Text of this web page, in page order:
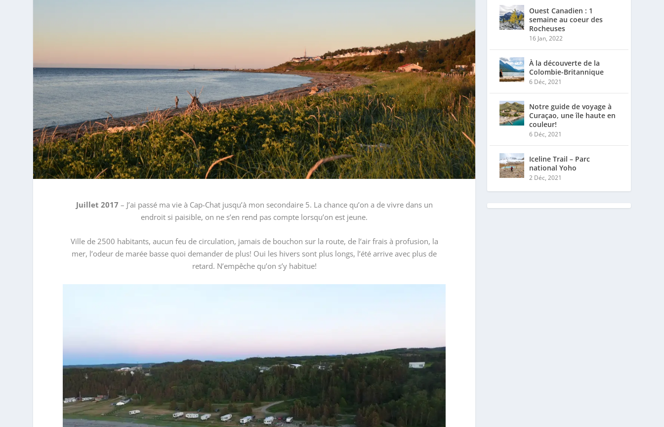
Juillet 2017 – J’ai passé ma vie à Cap-Chat jusqu’à mon secondaire 5. La chance qu’on a de vivre dans un
endroit si paisible, on ne s’en rend pas compte lorsqu’on est jeune.
Ville de 2500 habitants, aucun feu de circulation, jamais de bouchon sur la route, de l’air frais à profusion, la
mer, l’odeur de marée basse quoi demander de plus! Oui les hivers sont plus longs, l’été arrive avec plus de
retard. N’empêche qu’on s’y habitue!
Ouest Canadien : 1
semaine au coeur des
Rocheuses
16 Jan, 2022
À la découverte de la
Colombie-Britannique
6 Déc, 2021
Notre guide de voyage à
Curaçao, une île haute en
couleur!
6 Déc, 2021
Iceline Trail – Parc
national Yoho
2 Déc, 2021